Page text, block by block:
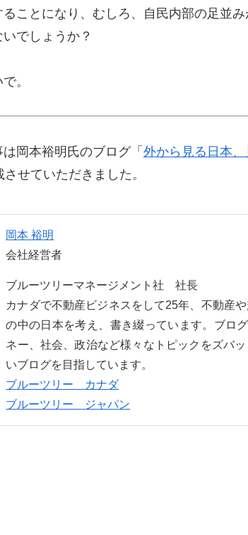
ことになり、むしろ、自民内部の足並
でしょうか？
。
岡本裕明氏のブログ「 外から見る日本、
せていただきました。
岡本 裕明
会社経営者
ブルーツリーマネージメント社 社長
カナダで不動産ビジネスをして25年、不動産
の中の日本を考え、書き綴っています。ブロ
ネー、社会、政治など様々なトピックをズバ
いブログを目指しています。
ブルーツリー カナダ
ブルーツリー ジャパン